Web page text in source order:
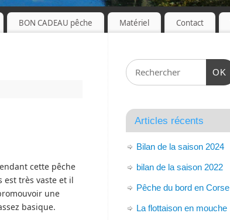
BON CADEAU pêche Matériel Contact
cette pêche
est très vaste et il
une
basique.
OK
Articles récents
Bilan de la saison 2024
bilan de la saison 2022
Pêche du bord en Corse
La flottaison en mouche